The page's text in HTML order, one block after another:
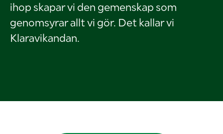
ihop skapar vi den gemenskap som
genomsyrar allt vi gör. Det kallar vi
Klaravikandan.